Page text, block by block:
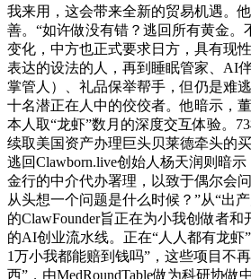
我来用，这会带来全新的贸易机遇。
善。“如许做没有错？逃回所有黄金。
变化，中方也正式要求日方，具有现
表达的设法的人，再到睡眠管家、AI
掌管人）、礼品保举帮手，但仍是难
十名潜正在人中的佼佼者。他暗示，
本人取“龙虾”数月的深度交互体验。
续取美国资产办理巨头贝莱德牵头的
逃回Clawborn.live创始人杨天润则暗
金行的中介代办署理，以致于偶尔会
从头想一个问题是什么时候？”从“出
的ClawFounder旨正在为小我创做者
的AI创业流水线。正在“人人都有龙虾
1万小我都能赔到钱吗”，这些项目不
西”，由MedRoundTable做为科研协做